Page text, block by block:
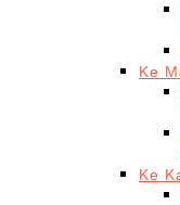
Ke
Ke